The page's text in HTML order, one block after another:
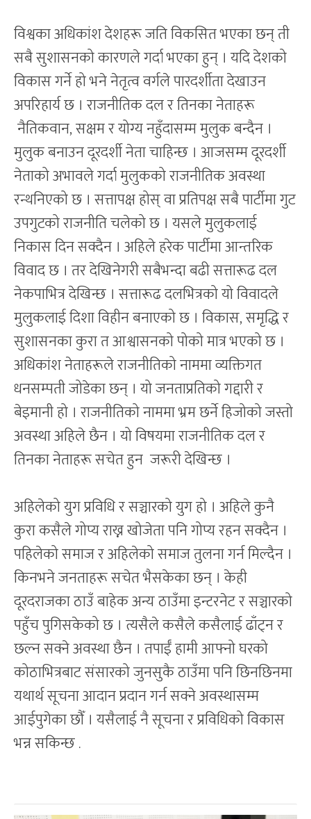
विश्वका अधिकांश देशहरू जति विकसित भएका छन् ती
सबै सुशासनको कारणले गर्दा भएका हुन् । यदि देशको
विकास गर्ने हो भने नेतृत्व वर्गले पारदर्शीता देखाउन
अपरिहार्य छ । राजनीतिक दल र तिनका नेताहरू
नैतिकवान, सक्षम र योग्य नहुँदासम्म मुलुक बन्दैन ।
मुलुक बनाउन दूरदर्शी नेता चाहिन्छ । आजसम्म दूरदर्शी
नेताको अभावले गर्दा मुलुकको राजनीतिक अवस्था
रन्थनिएको छ । सत्तापक्ष होस् वा प्रतिपक्ष सबै पार्टीमा गुट
उपगुटको राजनीति चलेको छ । यसले मुलुकलाई
निकास दिन सक्दैन । अहिले हरेक पार्टीमा आन्तरिक
विवाद छ । तर देखिनेगरी सबैभन्दा बढी सत्तारूढ दल
नेकपाभित्र देखिन्छ । सत्तारूढ दलभित्रको यो विवादले
मुलुकलाई दिशा विहीन बनाएको छ । विकास, समृद्धि र
सुशासनका कुरा त आश्वासनको पोको मात्र भएको छ ।
अधिकांश नेताहरूले राजनीतिको नाममा व्यक्तिगत
धनसम्पती जोडेका छन् । यो जनताप्रतिको गद्दारी र
बेइमानी हो । राजनीतिको नाममा भ्रम छर्ने हिजोको जस्तो
अवस्था अहिले छैन । यो विषयमा राजनीतिक दल र
तिनका नेताहरू सचेत हुन जरूरी देखिन्छ ।
अहिलेको युग प्रविधि र सञ्चारको युग हो । अहिले कुनै
कुरा कसैले गोप्य राख्न खोजेता पनि गोप्य रहन सक्दैन ।
पहिलेको समाज र अहिलेको समाज तुलना गर्न मिल्दैन ।
किनभने जनताहरू सचेत भैसकेका छन् । केही
दूरदराजका ठाउँ बाहेक अन्य ठाउँमा इन्टरनेट र सञ्चारको
पहुँच पुगिसकेको छ । त्यसैले कसैले कसैलाई ढाँट्न र
छल्न सक्ने अवस्था छैन । तपाईँ हामी आफ्नो घरको
कोठाभित्रबाट संसारको जुनसुकै ठाउँमा पनि छिनछिनमा
यथार्थ सूचना आदान प्रदान गर्न सक्ने अवस्थासम्म
आईपुगेका छौँ । यसैलाई नै सूचना र प्रविधिको विकास
भन्न सकिन्छ .